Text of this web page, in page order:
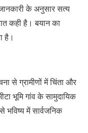
के अनुसार सत्य
कही है। बयान का
है।
से ग्रामीणों में चिंता और
भूमि गांव के सामुदायिक
भविष्य में सार्वजनिक